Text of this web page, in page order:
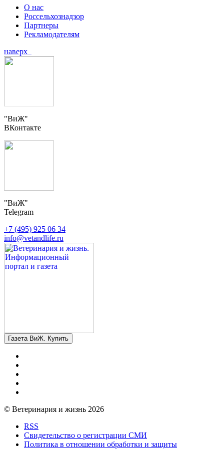
О нас
Россельхознадзор
Партнеры
Рекламодателям
наверх
"ВиЖ"
ВКонтакте
"ВиЖ"
Telegram
+7 (495) 925 06 34
info@vetandlife.ru
Газета ВиЖ. Купить
© Ветеринария и жизнь 2026
RSS
Свидетельство о регистрации СМИ
Политика в отношении обработки и защиты